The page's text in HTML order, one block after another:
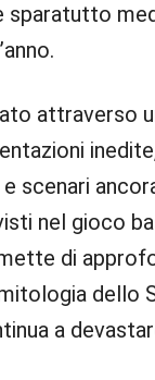
sparatutto
attraverso
scenari
nel gioco
di
dello
a